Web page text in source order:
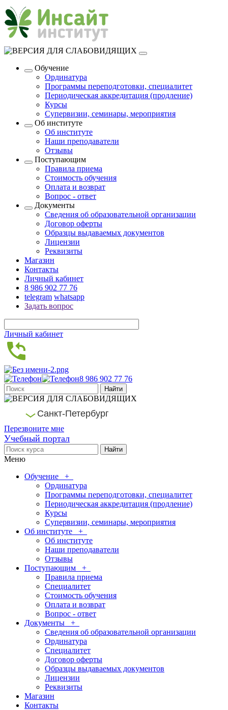
Обучение
Ординатура
Программы переподготовки, специалитет
Периодическая аккредитация (продление)
Курсы
Супервизии, семинары, мероприятия
Об институте
Об институте
Наши преподаватели
Отзывы
Поступающим
Правила приема
Стоимость обучения
Оплата и возврат
Вопрос - ответ
Документы
Сведения об образовательной организации
Договор оферты
Образцы выдаваемых документов
Лицензии
Реквизиты
Магазин
Контакты
Личный кабинет
8 986 902 77 76
telegram whatsapp
Задать вопрос
Личный кабинет
8 986 902 77 76
Санкт-Петербург
Перезвоните мне
Учебный портал
Меню
Обучение
+
Ординатура
Программы переподготовки, специалитет
Периодическая аккредитация (продление)
Курсы
Супервизии, семинары, мероприятия
Об институте
+
Об институте
Наши преподаватели
Отзывы
Поступающим
+
Правила приема
Специалитет
Стоимость обучения
Оплата и возврат
Вопрос - ответ
Документы
+
Сведения об образовательной организации
Ординатура
Специалитет
Договор оферты
Образцы выдаваемых документов
Лицензии
Реквизиты
Магазин
Контакты